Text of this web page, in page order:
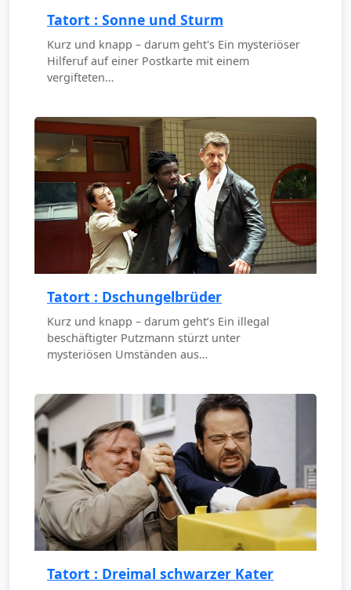
Tatort : Sonne und Sturm
Kurz und knapp – darum geht's Ein mysteriöser
Hilferuf auf einer Postkarte mit einem
vergifteten…
Tatort : Dschungelbrüder
Kurz und knapp – darum geht’s Ein illegal
beschäftigter Putzmann stürzt unter
mysteriösen Umständen aus…
Tatort : Dreimal schwarzer Kater